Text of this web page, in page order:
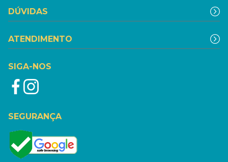
DÚVIDAS
ATENDIMENTO
SIGA-NOS
SEGURANÇA